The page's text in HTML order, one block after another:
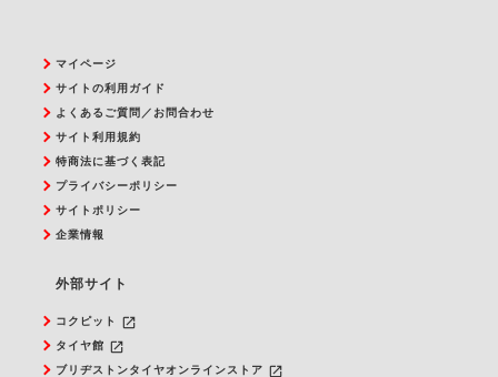
マイページ
サイトの利用ガイド
よくあるご質問／お問合わせ
サイト利用規約
特商法に基づく表記
プライバシーポリシー
サイトポリシー
企業情報
外部サイト
コクピット launch
タイヤ館 launch
ブリヂストンタイヤオンラインストア launch